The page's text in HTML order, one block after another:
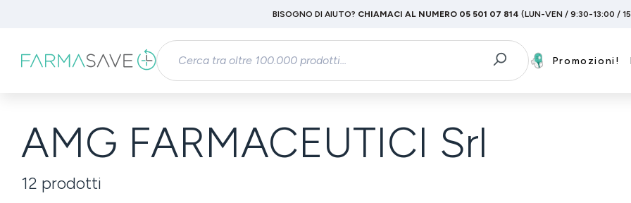
Passa alla navigazione principale
BISOGNO DI AIUTO? CHIAMACI AL NUMERO 05 501 07 814 (LUN-VEN / 9:30-13:00 /
Promozioni!
AMG FARMACEUTICI Srl
12 prodotti